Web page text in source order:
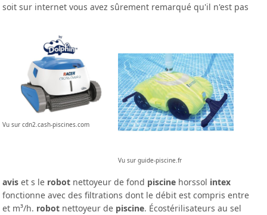
soit sur internet vous avez sûrement remarqué qu'il n'est pas
Vu sur cdn2.cash-piscines.com
Vu sur guide-piscine.fr
avis et s le robot nettoyeur de fond piscine horssol intex
fonctionne avec des filtrations dont le débit est compris entre
et m³/h. robot nettoyeur de piscine. Écostérilisateurs au sel